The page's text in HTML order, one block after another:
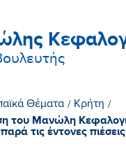
Θέματα / Κρήτη /
του Μανώλη
τις έντονες